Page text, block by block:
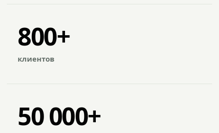
800+
клиентов
50 000+